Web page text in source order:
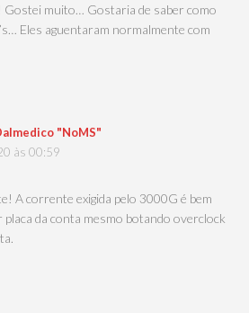
muito… Gostaria de saber como
Eles aguentaram normalmente com
"NoMS"
às 00:59
A corrente exigida pelo 3000G é bem
placa da conta mesmo botando overclock